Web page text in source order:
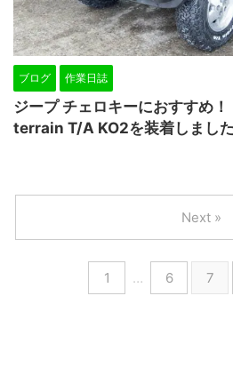
ブログ 作業日誌
ジープ チェロキーにおすすめ
terrain T/A KO2を装着しまし
1 … 6 7
Next »